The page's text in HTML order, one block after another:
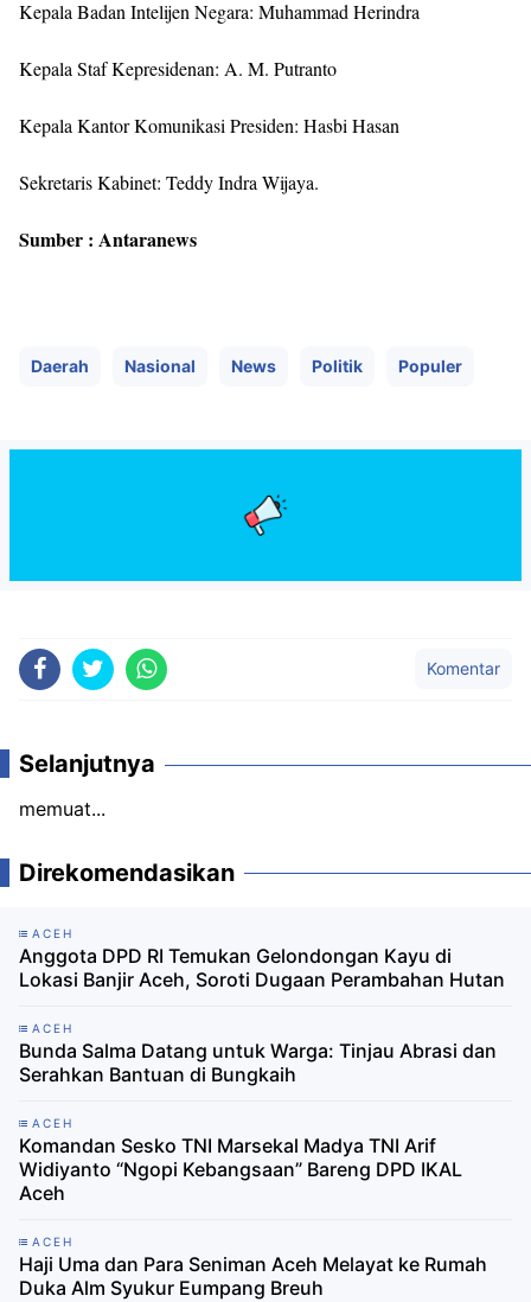
Kepala Badan Intelijen Negara: Muhammad Herindra
Kepala Staf Kepresidenan: A. M. Putranto
Kepala Kantor Komunikasi Presiden: Hasbi Hasan
Sekretaris Kabinet: Teddy Indra Wijaya.
Sumber : Antaranews
Daerah Nasional News Politik Populer
Komentar
Selanjutnya
memuat...
Direkomendasikan
ACEH
Anggota DPD RI Temukan Gelondongan Kayu di
Lokasi Banjir Aceh, Soroti Dugaan Perambahan Hutan
ACEH
Bunda Salma Datang untuk Warga: Tinjau Abrasi dan
Serahkan Bantuan di Bungkaih
ACEH
Komandan Sesko TNI Marsekal Madya TNI Arif
Widiyanto “Ngopi Kebangsaan” Bareng DPD IKAL
Aceh
ACEH
Haji Uma dan Para Seniman Aceh Melayat ke Rumah
Duka Alm Syukur Eumpang Breuh